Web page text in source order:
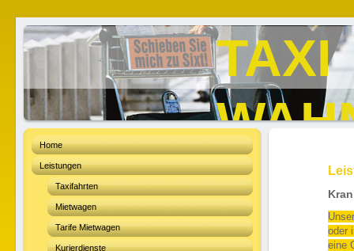
TAXI
Home
Leistungen
Taxifahrten
Mietwagen
Tarife Mietwagen
Kurierdienste
oder
eine